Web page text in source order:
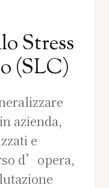
Stress
(SLC)
azienda,
e
d’opera,